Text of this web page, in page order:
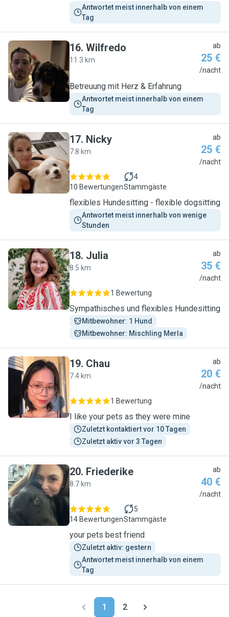
Antwortet meist innerhalb von einem
Tag
W
16. Wilfredo
11.3 km
ab
25 €
/nacht
Betreuung mit Herz & Erfahrung
Antwortet meist innerhalb von einem
Tag
N
17. Nicky
7.8 km
ab
25 €
/nacht
10 Bewertungen
4
Stammgäste
flexibles Hundesitting - flexible dogsitting
Antwortet meist innerhalb von wenige
Stunden
J
18. Julia
8.5 km
ab
35 €
/nacht
1 Bewertung
Sympathisches und flexibles Hundesitting
Mitbewohner: 1 Hund
Mitbewohner: Mischling Merla
C
19. Chau
7.4 km
ab
20 €
/nacht
1 Bewertung
I like your pets as they were mine
Zuletzt kontaktiert vor 10 Tagen
Zuletzt aktiv vor 3 Tagen
F
20. Friederike
8.7 km
ab
40 €
/nacht
14 Bewertungen
5
Stammgäste
your pets best friend
Zuletzt aktiv: gestern
Antwortet meist innerhalb von einem
Tag
1 2